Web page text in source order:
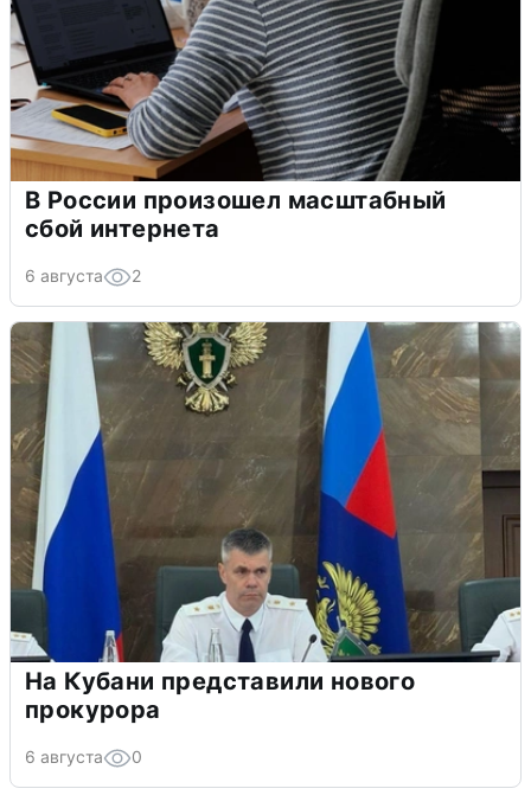
В России произошел масштабный
сбой интернета
6 августа 2
На Кубани представили нового
прокурора
6 августа 0